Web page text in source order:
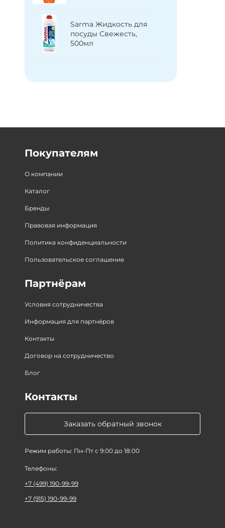
Sarma Жидкость для
посуды Свежесть,
500мл
Покупателям
О компании
Каталог
Бренды
Правовая информация
Политика конфиденциальности
Пользовательское соглашение
Партнёрам
Условия сотрудничества
Информация для партнёров
Контакты
Договор на сотрудничество
Блог
Заказать обратный звонок
Режим работы: Пн-Пт с 9:00 до 18:00
Контакты
Телефоны:
+7 (499) 190-99-99
+7 (915) 190-99-99